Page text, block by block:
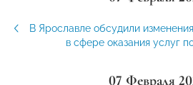
В Ярославле обсудили
в сфере оказания услуг
07 Февраля